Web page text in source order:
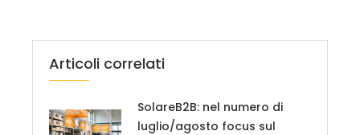
Articoli correlati
SolareB2B: nel numero di
luglio/agosto focus sul